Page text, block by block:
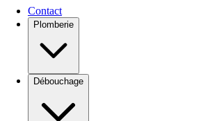
Contact
Plomberie
Débouchage